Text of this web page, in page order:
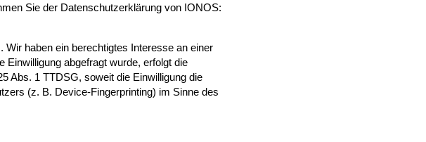
Sie der Datenschutzerklärung von IONOS:
haben ein berechtigtes Interesse an einer
abgefragt wurde, erfolgt die
Abs. 1 TTDSG, soweit die Einwilligung die
(z. B. Device-Fingerprinting) im Sinne des